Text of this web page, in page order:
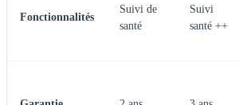
Fonctionnalités
Suivi de
santé
Suivi
santé ++